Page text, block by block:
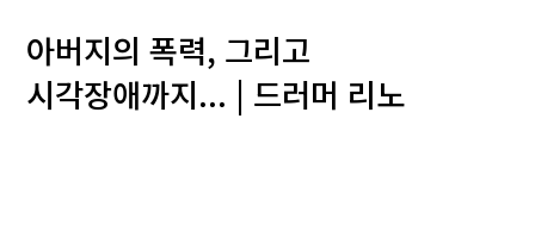
아버지의 폭력, 그리고
시각장애까지... | 드러머 리노